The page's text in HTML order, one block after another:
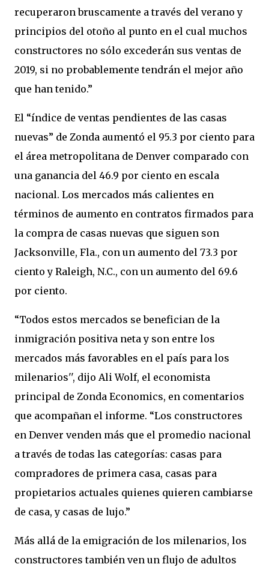
recuperaron bruscamente a través del verano y
principios del otoño al punto en el cual muchos
constructores no sólo excederán sus ventas de
2019, si no probablemente tendrán el mejor año
que han tenido.”
El “índice de ventas pendientes de las casas
nuevas” de Zonda aumentó el 95.3 por ciento para
el área metropolitana de Denver comparado con
una ganancia del 46.9 por ciento en escala
nacional. Los mercados más calientes en
términos de aumento en contratos firmados para
la compra de casas nuevas que siguen son
Jacksonville, Fla., con un aumento del 73.3 por
ciento y Raleigh, N.C., con un aumento del 69.6
por ciento.
“Todos estos mercados se benefician de la
inmigración positiva neta y son entre los
mercados más favorables en el país para los
milenarios'', dijo Ali Wolf, el economista
principal de Zonda Economics, en comentarios
que acompañan el informe. “Los constructores
en Denver venden más que el promedio nacional
a través de todas las categorías: casas para
compradores de primera casa, casas para
propietarios actuales quienes quieren cambiarse
de casa, y casas de lujo.”
Más allá de la emigración de los milenarios, los
constructores también ven un flujo de adultos